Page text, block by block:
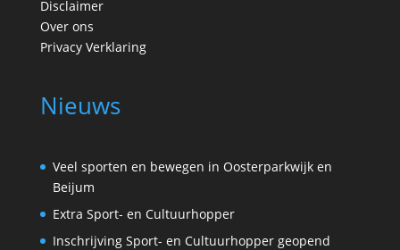
Disclaimer
Over ons
Privacy Verklaring
Nieuws
Veel sporten en bewegen in Oosterparkwijk en
Beijum
Extra Sport- en Cultuurhopper
Inschrijving Sport- en Cultuurhopper geopend